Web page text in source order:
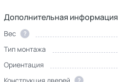
Дополнительная информация
Вес ?
Тип монтажа
Ориентация
?